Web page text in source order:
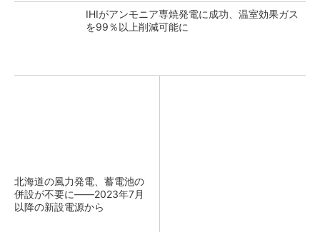
IHIがアンモニア専焼発電に成功、温室効果ガス
を99％以上削減可能に
北海道の風力発電、蓄電池の
併設が不要に――2023年7月
以降の新設電源から